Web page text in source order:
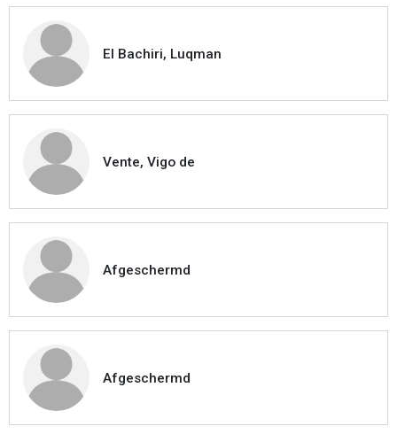
El Bachiri, Luqman
Vente, Vigo de
Afgeschermd
Afgeschermd